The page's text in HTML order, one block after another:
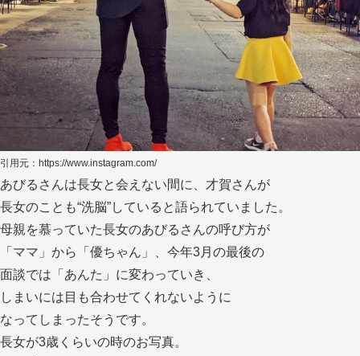
引用元： https://www.instagram.com/
あびるさんは長女と会えない間に、才賀さんが
長女のことも“洗脳”していると語られていました。
母親を慕っていた長女のあびるさんの呼び方が
「ママ」から「優ちゃん」、今年3月の最後の
面談では「あんた」に変わっていき、
しまいには目も合わせてくれないように
なってしまったそうです。
長女が3歳くらいの時のお写真。